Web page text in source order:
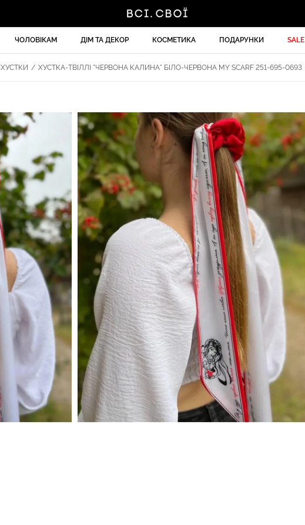
ЧОЛОВІКАМ ДІМ ТА ДЕКОР КОСМЕТИКА ПОДАРУНКИ SALE
ХУСТКИ / ХУСТКА-ТВІЛЛІ "ЧЕРВОНА КАЛИНА" БІЛО-ЧЕРВОНА MY SCARF 251-695-0693